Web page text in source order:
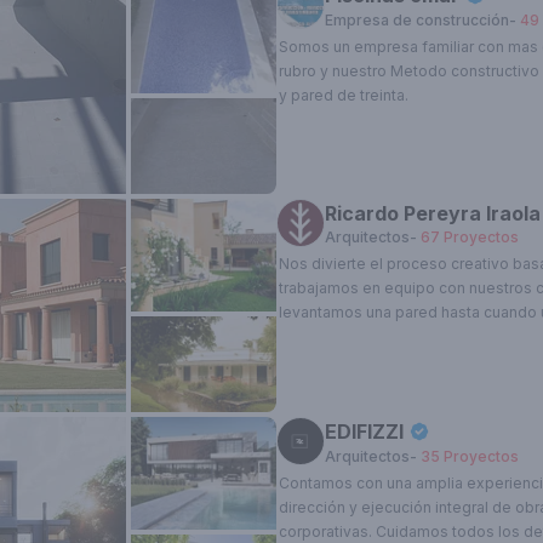
medida de cada uno. La realización
formamos parte del estudio, nos
cliente un servicio personalizado y
en un trabajo final que satisface sus
Esta cuenta está verificada, Obtené el tilde azul y
los beneficios premium.
Empresa de construcción- 49
Somos un empresa familiar con
rubro y nuestro Metodo
y pared de treinta.
Ricardo Pereyra Iraola
Arquitectos- 67 Proyectos
Nos divierte el proceso creativo
trabajamos en equipo con nuestros
levantamos una pared hasta cuando
sus ideas y nos comparte su estilo.
EDIFIZZI
cuenta está verificada, Obtené el tilde azul y
Arquitectos- 35 Proyectos
Contamos con una amplia
dirección y ejecución integral de
corporativas. Cuidamos todos los